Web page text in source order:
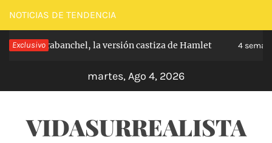
Saltar
al
contenido
NOTICIAS DE TENDENCIA
Exclusivo
de Carabanchel, la versión castiza de Hamlet 4
martes, Ago 4, 2026
VIDASURREALISTA